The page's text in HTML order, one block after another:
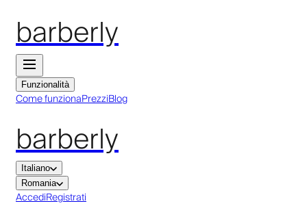
barberly
Funzionalità
Come funzionaPrezziBlog
barberly
Italiano
Romania
AccediRegistrati